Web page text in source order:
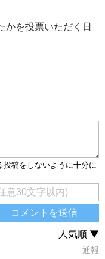
かを投票いただく日